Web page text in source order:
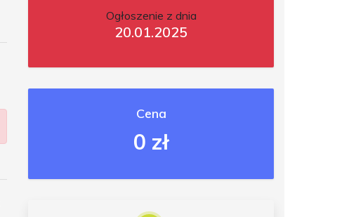
Ogłoszenie z dnia
20.01.2025
Cena
0 zł